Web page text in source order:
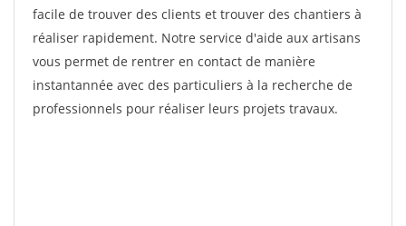
facile de trouver des clients et trouver des chantiers à
réaliser rapidement. Notre service d'aide aux artisans
vous permet de rentrer en contact de manière
instantannée avec des particuliers à la recherche de
professionnels pour réaliser leurs projets travaux.